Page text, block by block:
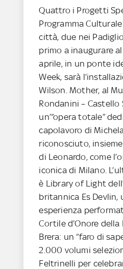
Quattro i Progetti
Programma
città, due nei
primo a inaugurare
aprile, in un ponte
Week, sarà
Wilson. Mother, al
Rondanini – Castello
un’“opera totale”
capolavoro di
riconosciuto,
di Leonardo, come
iconica di Milano.
è Library of Light
britannica Es
esperienza
Cortile d’Onore
Brera: un “faro di
2.000 volumi
Feltrinelli per